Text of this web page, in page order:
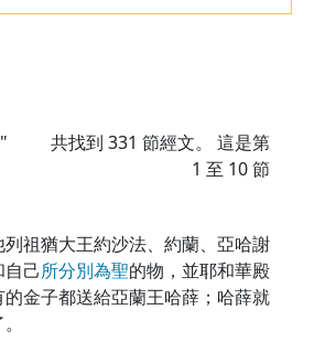
共找到 331 節經文。 這是第
1 至 10 節
祖猶大王約沙法、約蘭、亞哈謝
自己所分別為聖的物，並耶和華殿
的金子都送給亞蘭王哈薛；哈薛就